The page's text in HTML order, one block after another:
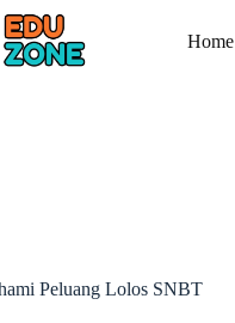
Home
Peluang Lolos SNBT